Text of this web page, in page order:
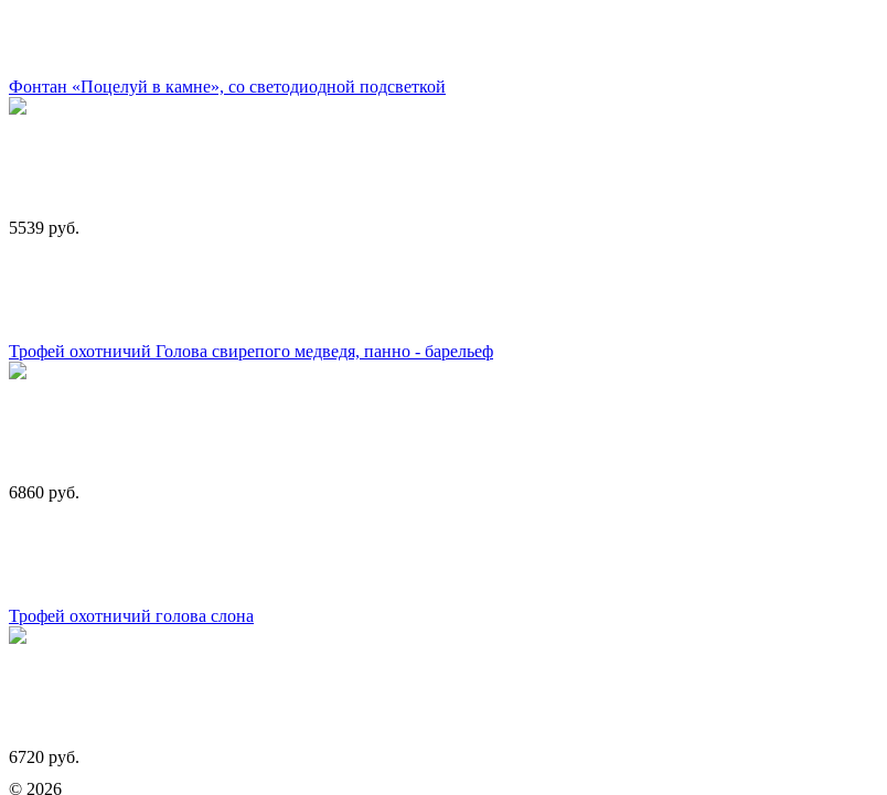
Фонтан «Поцелуй в камне», со светодиодной подсветкой
5539 руб.
Трофей охотничий Голова свирепого медведя, панно - барельеф
6860 руб.
Трофей охотничий голова слона
6720 руб.
© 2026